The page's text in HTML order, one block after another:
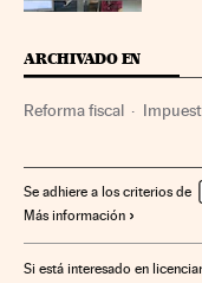
ARCHIVADO EN
Reforma fiscal
Política económica
Empresas Medios
Se adhiere a los criterios de
Más información
Si está interesado en